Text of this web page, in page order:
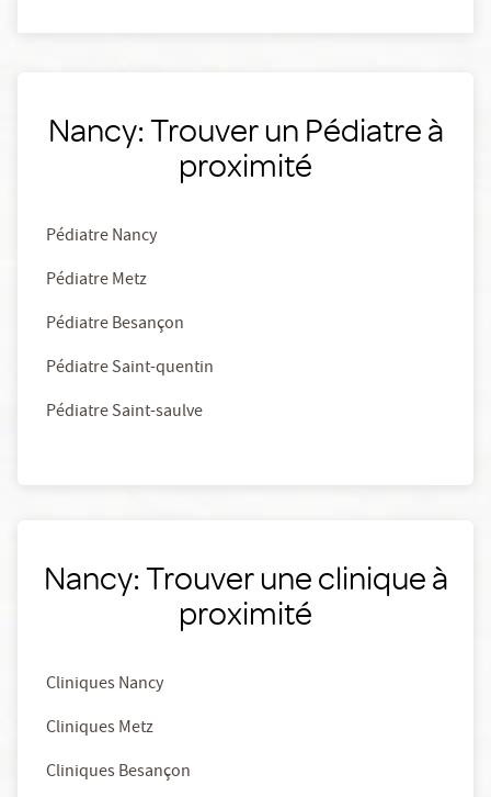
Nancy: Trouver un Pédiatre à
proximité
Pédiatre Nancy
Pédiatre Metz
Pédiatre Besançon
Pédiatre Saint-quentin
Pédiatre Saint-saulve
Nancy: Trouver une clinique à
proximité
Cliniques Nancy
Cliniques Metz
Cliniques Besançon